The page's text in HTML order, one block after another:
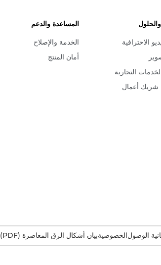
الاحترافية
التجارية
أعمال
المساعدة والدعم
الخدمة والإصلاح
أمان المنتج
الوصولالخصوصيةبيان أشكال الرق المعاصرة (PDF)